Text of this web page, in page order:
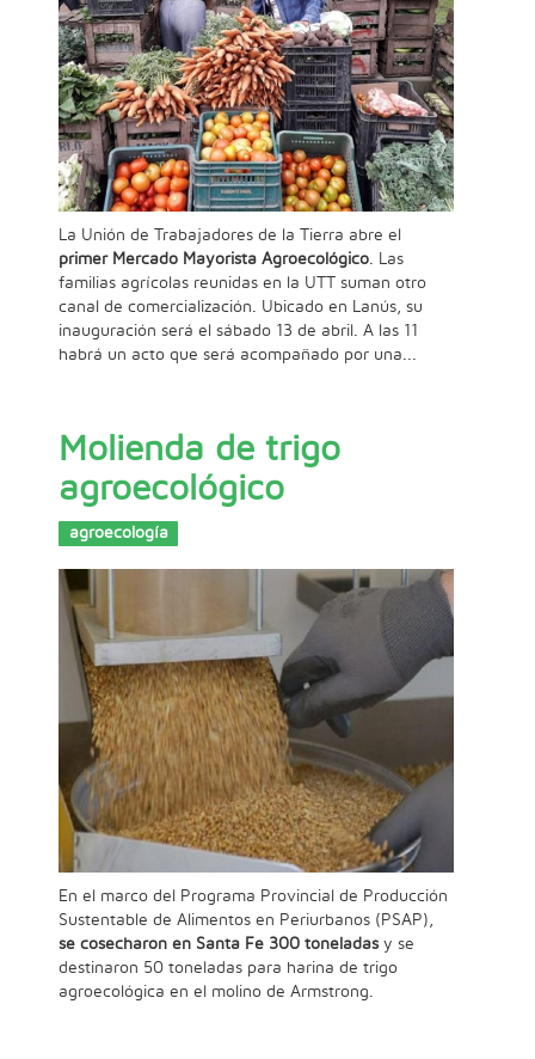
La Unión de Trabajadores de la Tierra abre el
primer Mercado Mayorista Agroecológico. Las
familias agrícolas reunidas en la UTT suman otro
canal de comercialización. Ubicado en Lanús, su
inauguración será el sábado 13 de abril. A las 11
habrá un acto que será acompañado por una...
Molienda de trigo
agroecológico
agroecología
En el marco del Programa Provincial de Producción
Sustentable de Alimentos en Periurbanos (PSAP),
se cosecharon en Santa Fe 300 toneladasy se
destinaron 50 toneladas para harina de trigo
agroecológica en el molino de Armstrong.